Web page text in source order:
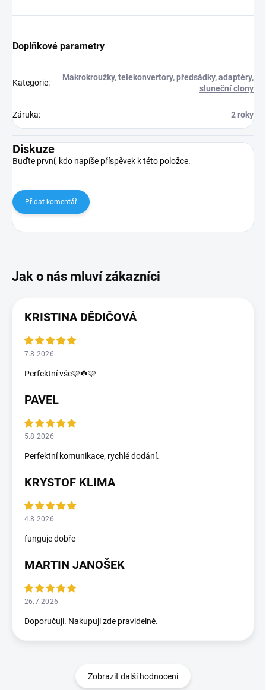
Doplňkové parametry
Kategorie:
Makrokroužky, telekonvertory, předsádky, adaptéry,
sluneční clony
Záruka: 2 roky
Diskuze
Buďte první, kdo napíše příspěvek k této položce.
Přidat komentář
KRISTINA DĚDIČOVÁ
7.8.2026
Perfektní vše🩷☘️🩷
PAVEL
5.8.2026
Perfektní komunikace, rychlé dodání.
KRYSTOF KLIMA
4.8.2026
funguje dobře
MARTIN JANOŠEK
26.7.2026
Doporučuji. Nakupuji zde pravidelně.
Zobrazit další hodnocení